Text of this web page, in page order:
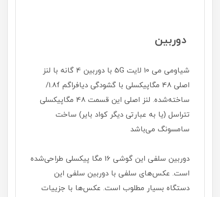
دوربین
شیاومی می 10 لایت 5G با دوربین 4 گانه با لنز
اصلی 48 مگاپیکسلی با گشودگی دیافراگم 1.8f/
ساخته‌شده. لنز اصلی این قسمت 48 مگاپیکسلی
تتراسل (یا به عبارتی دیگر کواد بایر) ساخت
سامسونگ می‌باشد
دوربین سلفی این گوشی 16 مگا پیکسلی طراحی‌شده
است. عکس‌های سلفی با دوربین سلفی این
دستگاه بسیار مطلوب است. عکس‌ها با جزییات